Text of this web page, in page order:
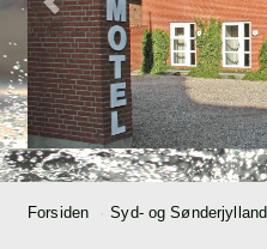
Forsiden Syd- og Sønderjylland